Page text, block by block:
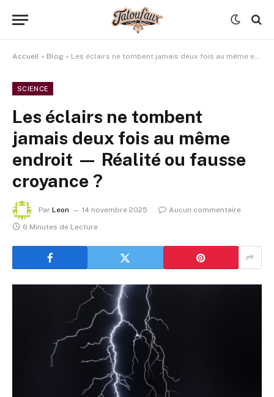
Accueil » Blog » Les éclairs ne tombent jamais deux fois au même endroit — Réalité ou fausse croyance ?
SCIENCE
Les éclairs ne tombent
jamais deux fois au même
endroit — Réalité ou fausse
croyance ?
Par Leon 14 novembre 2025
Aucun commentaire
6 Minutes de Lecture